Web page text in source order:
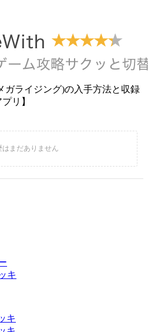
ガライジング)の入手方法と収録
リ】
キ
キ